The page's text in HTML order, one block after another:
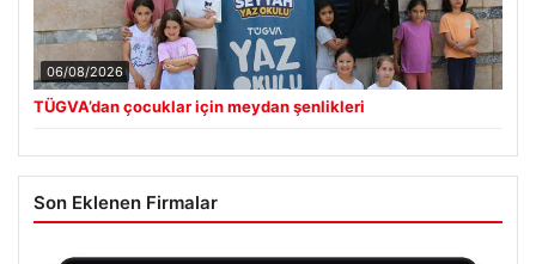
06/08/2026
TÜGVA’dan çocuklar için meydan şenlikleri
Son Eklenen Firmalar